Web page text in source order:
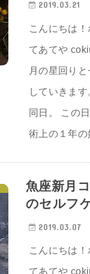
2019.03.21
こんにちは
てあてや
月の星回り
していきま
同日。 この
術上の１年
魚座新月
のセルフ
2019.03.07
こんにちは
てあてや